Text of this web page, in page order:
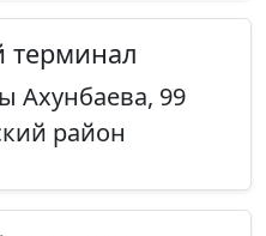
терминал
Ахунбаева, 99
район